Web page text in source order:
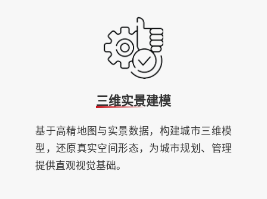
三维实景建模
基于高精地图与实景数据，构建城市三维模
型，还原真实空间形态，为城市规划、管理
提供直观视觉基础。